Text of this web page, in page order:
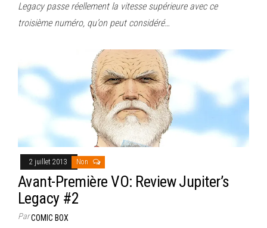
Legacy passe réellement la vitesse supérieure avec ce
troisième numéro, qu’on peut considéré…
2 juillet 2013 Non
Avant-Première VO: Review Jupiter’s
Legacy #2
ParCOMIC BOX